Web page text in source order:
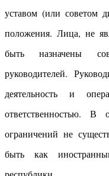
уставом (или советом
положения. Лица, не
быть назначены
руководителей.
деятельность и
ответственностью. В
ограничений не
быть как